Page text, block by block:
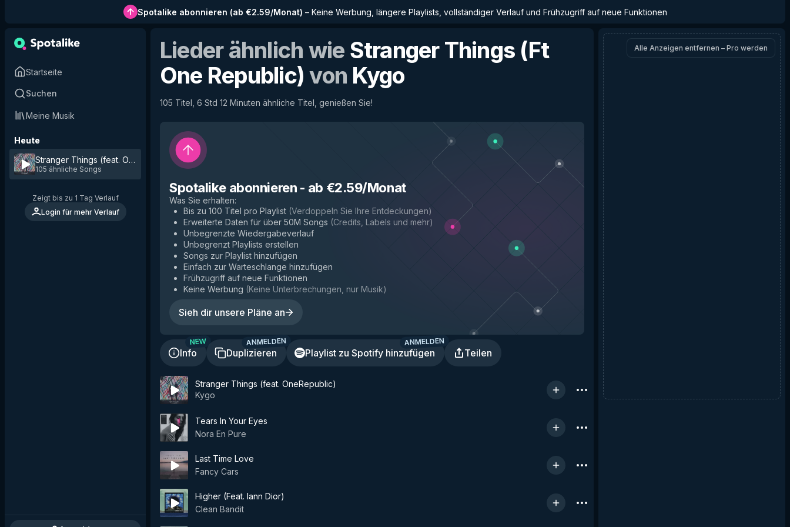
Spotalike abonnieren (ab €2.59/Monat) – Keine Werbung, längere Playlists, vollständiger Verlauf und Frühzugriff auf neue Funktionen
Startseite
Suchen
Meine Musik
Heute
Stranger Things (feat. OneRepublic) by Kygo
105 ähnliche Songs
Zeigt bis zu 1 Tag Verlauf
Login für mehr Verlauf
Lieder ähnlich wie Stranger Things (Ft
One Republic) von Kygo
105 Titel, 6 Std 12 Minuten ähnliche Titel, genießen Sie!
Spotalike abonnieren - ab €2.59/Monat
Was Sie erhalten:
Bis zu 100 Titel pro Playlist (Verdoppeln Sie Ihre Entdeckungen)
Erweiterte Daten für über 50M Songs (Credits, Labels und mehr)
Unbegrenzte Wiedergabeverlauf
Unbegrenzt Playlists erstellen
Songs zur Playlist hinzufügen
Einfach zur Warteschlange hinzufügen
Frühzugriff auf neue Funktionen
Keine Werbung (Keine Unterbrechungen, nur Musik)
Sieh dir unsere Pläne an
Info
NEW
Duplizieren
ANMELDEN
Playlist zu Spotify hinzufügen
ANMELDEN
Teilen
Stranger Things (feat. OneRepublic)
Kygo
Tears In Your Eyes
Nora En Pure
Last Time Love
Fancy Cars
Higher (Feat. Iann Dior)
Clean Bandit
Alle Anzeigen entfernen – Pro werden